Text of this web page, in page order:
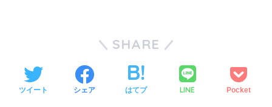
SHARE
ツイート シェア はてブ LINE Pocket